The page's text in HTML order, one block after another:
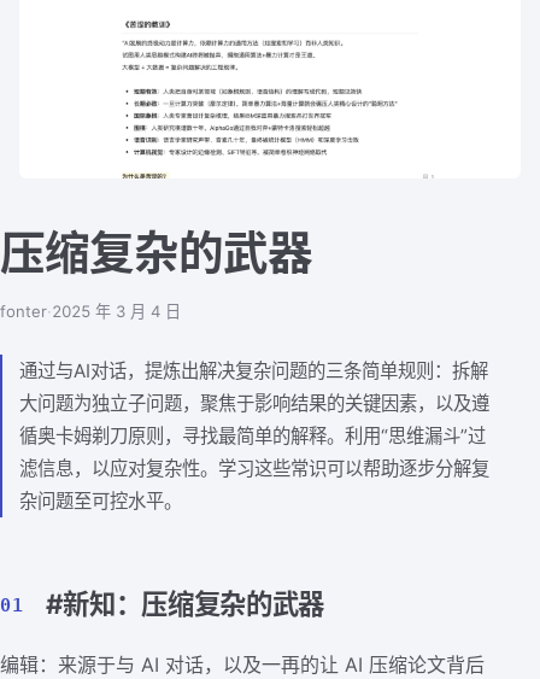
压缩复杂的武器
fonter·2025 年 3 月 4 日
通过与AI对话，提炼出解决复杂问题的三条简单规则：拆解
大问题为独立子问题，聚焦于影响结果的关键因素，以及遵
循奥卡姆剃刀原则，寻找最简单的解释。利用“思维漏斗”过
滤信息，以应对复杂性。学习这些常识可以帮助逐步分解复
杂问题至可控水平。
01 #新知：压缩复杂的武器
编辑：来源于与 AI 对话，以及一再的让 AI 压缩论文背后